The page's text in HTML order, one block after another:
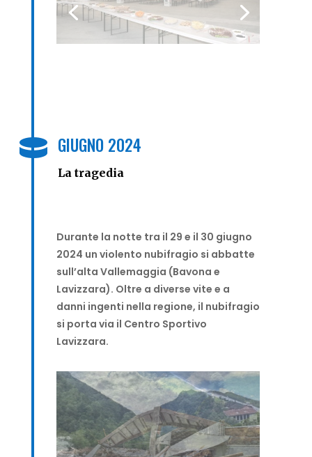
 GIUGNO 2024
La tragedia
Durante la notte tra il 29 e il 30 giugno
2024 un violento nubifragio si abbatte
sull’alta Vallemaggia (Bavona e
Lavizzara). Oltre a diverse vite e a
danni ingenti nella regione, il nubifragio
si porta via il Centro Sportivo
Lavizzara.